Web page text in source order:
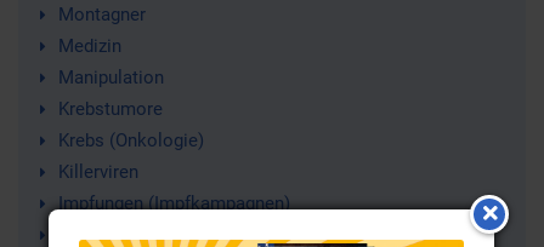
Montagner
Medizin
Manipulation
Krebstumore
Krebs (Onkologie)
Killerviren
Impfungen (Impfkampagnen)
Aids-Virus